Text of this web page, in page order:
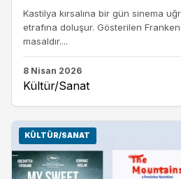
Kastilya kırsalına bir gün sinema
etrafına doluşur. Gösterilen
masaldır....
8 Nisan 2026
Kültür/Sanat
KÜLTÜR/SANAT